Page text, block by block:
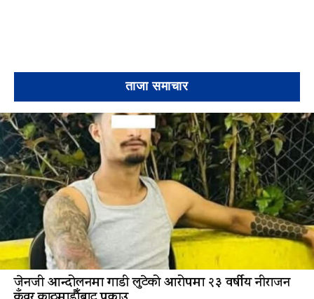
ताजा समाचार
जेनजी आन्दोलनमा गाडी लुटेको आरोपमा २३ वर्षीय नीराजन